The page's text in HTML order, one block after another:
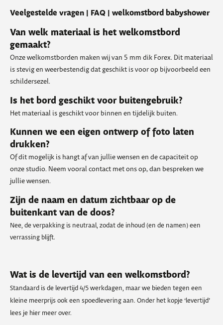
Veelgestelde vragen | FAQ | welkomstbord babyshower
Van welk materiaal is het welkomstbord
gemaakt?
Onze welkomstborden maken wij van 5 mm dik Forex. Dit materiaal
is stevig en weerbestendig dat geschikt is voor op bijvoorbeeld een
schildersezel.
Is het bord geschikt voor buitengebruik?
Het materiaal is geschikt voor binnen en tijdelijk buiten.
Kunnen we een eigen ontwerp of foto laten
drukken?
Of dit mogelijk is hangt af van jullie wensen en de capaciteit op
onze studio. Neem vooral contact met ons op, dan bespreken we
jullie wensen.
Zijn de naam en datum zichtbaar op de
buitenkant van de doos?
Nee, de verpakking is neutraal, zodat de inhoud (en de namen) een
verrassing blijft.
Wat is de levertijd van een welkomstbord?
Standaard is de levertijd 4/5 werkdagen, maar we bieden tegen een
kleine meerprijs ook een spoedlevering aan. Onder het kopje ‘levertijd’
lees je hier meer over.